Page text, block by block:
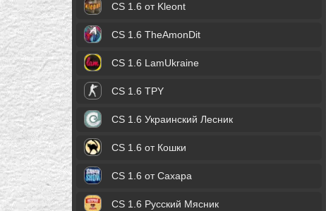
CS 1.6 от Kleont
CS 1.6 TheAmonDit
CS 1.6 LamUkraine
CS 1.6 TPY
CS 1.6 Украинский Лесник
CS 1.6 от Кошки
CS 1.6 от Сахара
CS 1.6 Русский Мясник